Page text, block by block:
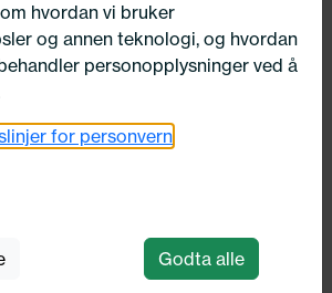
Drivstoff og Eksos
system
hvordan vi bruker
og annen teknologi, og hvordan
personopplysninger ved å
for personvern
Godta alle